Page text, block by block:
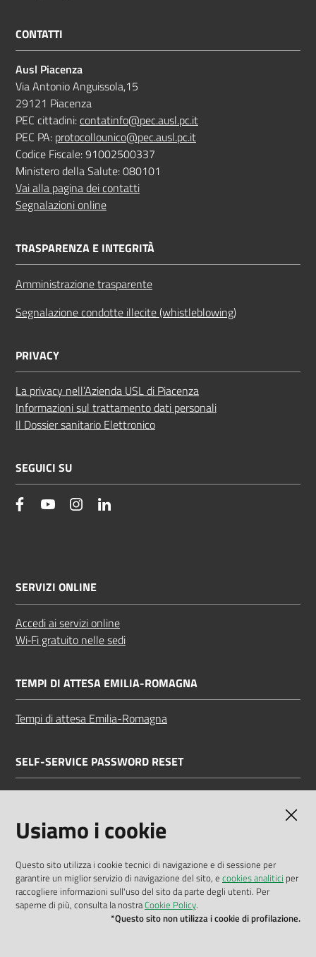
CONTATTI
Ausl Piacenza
Via Antonio Anguissola,15
29121 Piacenza
PEC cittadini:contatinfo@pec.ausl.pc.it
PEC PA: protocollounico@pec.ausl.pc.it
Codice Fiscale: 91002500337
Ministero della Salute: 080101
Vai alla pagina dei contatti
Segnalazioni online
TRASPARENZA E INTEGRITÀ
Amministrazione trasparente
Segnalazione condotte illecite (whistleblowing)
PRIVACY
La privacy nell’Azienda USL di Piacenza
Informazioni sul trattamento dati personali
Il Dossier sanitario Elettronico
SEGUICI SU
facebookYouTube Instagram
SERVIZI ONLINE
Accedi ai servizi online
Wi‑Fi gratuito nelle sedi
TEMPI DI ATTESA EMILIA-ROMAGNA
Tempi di attesa Emilia-Romagna
SELF-SERVICE PASSWORD RESET
Dichiarazione di accessibilità
Privacy policy
Usiamo i cookie
Questo sito utilizza i cookie tecnici di navigazione e di sessione per
garantire un miglior servizio di navigazione del sito, e cookies analitici per
raccogliere informazioni sull'uso del sito da parte degli utenti. Per
saperne di più, consulta la nostraCookie Policy.
*Questo sito non utilizza i cookie di profilazione.